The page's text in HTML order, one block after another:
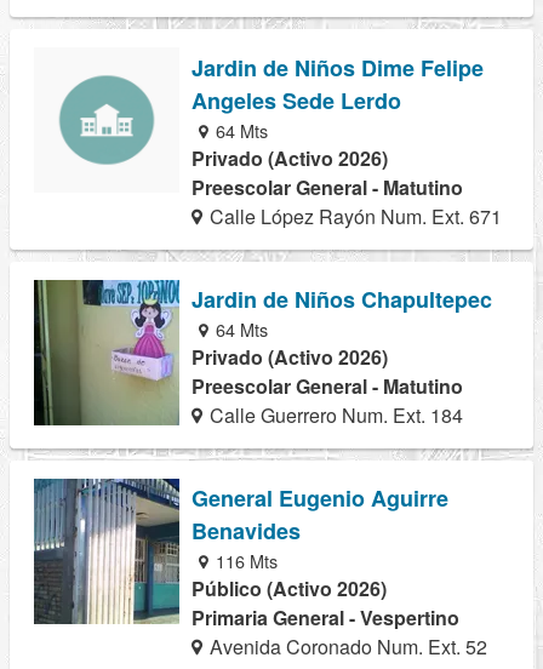
Jardin de Niños Dime Felipe
Angeles Sede Lerdo
64 Mts
Privado (Activo 2026)
Preescolar General - Matutino
Calle López Rayón Num. Ext. 671
Jardin de Niños Chapultepec
64 Mts
Privado (Activo 2026)
Preescolar General - Matutino
Calle Guerrero Num. Ext. 184
General Eugenio Aguirre
Benavides
116 Mts
Público (Activo 2026)
Primaria General - Vespertino
Avenida Coronado Num. Ext. 52